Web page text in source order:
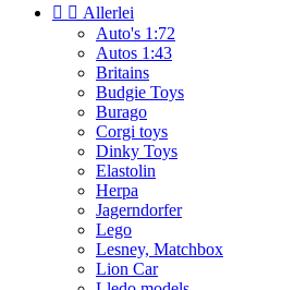
  Allerlei
Auto's 1:72
Autos 1:43
Britains
Budgie Toys
Burago
Corgi toys
Dinky Toys
Elastolin
Herpa
Jagerndorfer
Lego
Lesney, Matchbox
Lion Car